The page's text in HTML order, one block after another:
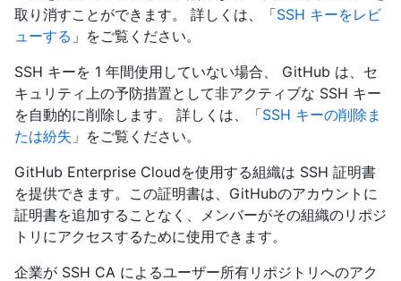
取り消すことができます。 詳しくは、「SSH キーをレビ
ューする 」をご覧ください。
SSH キーを 1 年間使用していない場合、 GitHub は、セ
キュリティ上の予防措置として非アクティブな SSH キー
を自動的に削除します。 詳しくは、「SSH キーの削除ま
たは紛失 」をご覧ください。
GitHub Enterprise Cloudを使用する組織は SSH 証明書
を提供できます。この証明書は、GitHubのアカウントに
証明書を追加することなく、メンバーがその組織のリポジ
トリにアクセスするために使用できます。
企業が SSH CA によるユーザー所有リポジトリへのアク